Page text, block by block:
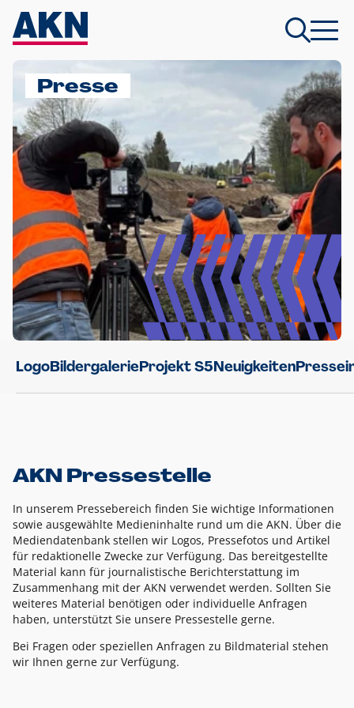
Presse
LogoBildergalerieProjekt S5Neuigkeiten
AKN Pressestelle
In unserem Pressebereich finden Sie wichtige Informationen
sowie ausgewählte Medieninhalte rund um die AKN. Über die
Mediendatenbank stellen wir Logos, Pressefotos und Artikel
für redaktionelle Zwecke zur Verfügung. Das bereitgestellte
Material kann für journalistische Berichterstattung im
Zusammenhang mit der AKN verwendet werden. Sollten Sie
weiteres Material benötigen oder individuelle Anfragen
haben, unterstützt Sie unsere Pressestelle gerne.
Bei Fragen oder speziellen Anfragen zu Bildmaterial stehen
wir Ihnen gerne zur Verfügung.